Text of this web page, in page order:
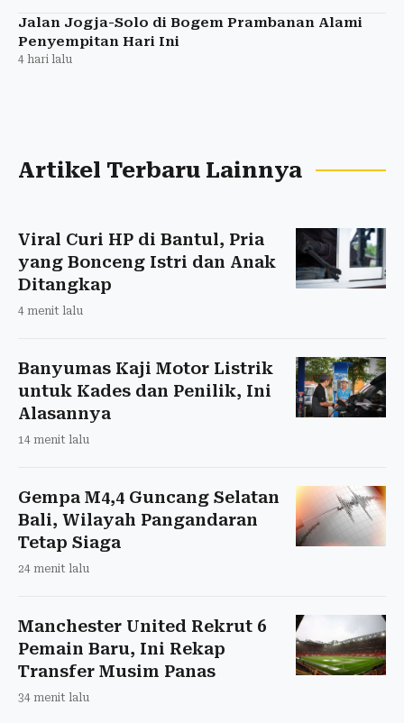
Jalan Jogja-Solo di Bogem Prambanan Alami
Penyempitan Hari Ini
4 hari lalu
Artikel Terbaru Lainnya
Viral Curi HP di Bantul, Pria
yang Bonceng Istri dan Anak
Ditangkap
4 menit lalu
Banyumas Kaji Motor Listrik
untuk Kades dan Penilik, Ini
Alasannya
14 menit lalu
Gempa M4,4 Guncang Selatan
Bali, Wilayah Pangandaran
Tetap Siaga
24 menit lalu
Manchester United Rekrut 6
Pemain Baru, Ini Rekap
Transfer Musim Panas
34 menit lalu